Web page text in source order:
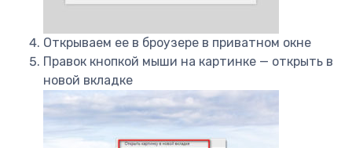
Открываем ее в броузере в приватном окне
Правок кнопкой мыши на картинке — открыть в
новой вкладке